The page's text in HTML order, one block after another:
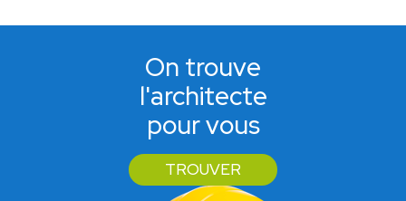
On trouve
l'architecte
pour vous
TROUVER